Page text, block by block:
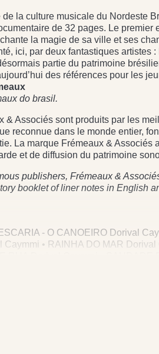
la culture musicale du Nordeste
de 32 pages. Le
la magie de sa ville et ses
ici, par deux fantastiques artistes
partie du patrimoine
des références pour les
do brasil.
& Associés sont produits par les
reconnue dans le monde entier,
La marque Frémeaux &
et de diffusion du patrimoine
publishers, Frémeaux &
booklet of liner notes in English
- O CANOEIRO Dorival
Caymmi • RAINHA DO MAR
NORTE Dorival Caymmi •
• É DOCE MORRER NO
ANIBAL Jackson do Pandeiro •
Zé do Norte • LUA BONITA Zé do